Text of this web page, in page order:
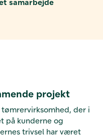
projekt
der i
på kunderne og
trivsel har været